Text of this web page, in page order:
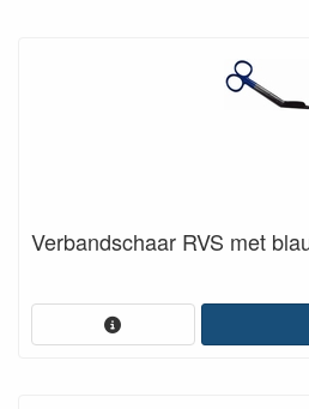
Verbandschaar RVS met